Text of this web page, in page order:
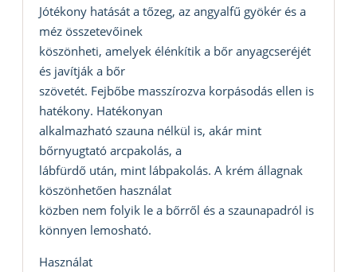
Jótékony hatását a tőzeg, az angyalfű gyökér és a
méz összetevőinek
köszönheti, amelyek élénkítik a bőr anyagcseréjét
és javítják a bőr
szövetét. Fejbőbe masszírozva korpásodás ellen is
hatékony. Hatékonyan
alkalmazható szauna nélkül is, akár mint
bőrnyugtató arcpakolás, a
lábfürdő után, mint lábpakolás. A krém állagnak
köszönhetően használat
közben nem folyik le a bőrről és a szaunapadról is
könnyen lemosható.
Használat